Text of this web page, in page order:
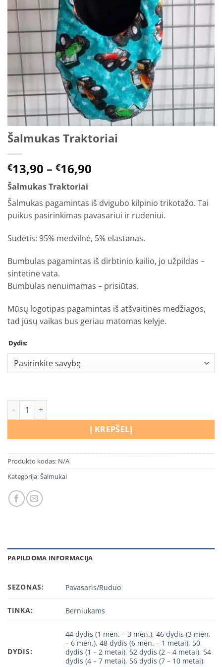
Šalmukas Traktoriai
€13,90 – €16,90
through
€16,90
Šalmukas Traktoriai
Šalmukas pagamintas iš dvigubo kilpinio trikotažo. Tai
puikus pasirinkimas pavasariui ir rudeniui.
Sudėtis: 95% medvilnė, 5% elastanas.
Bumbulas pagamintas iš dirbtinio kailio, jo užpildas –
sintetinė vata.
Bumbulas nenuimamas – prisiūtas.
Mūsų logotipas pagamintas iš atšvaitinės medžiagos,
tad jūsų vaikas bus geriau matomas kelyje.
Dydis:
produkto kiekis: Šalmukas Traktoriai
Į KREPŠELĮ
Produkto kodas: N/A
Kategorija:Šalmukai
PAPILDOMA INFORMACIJA
SEZONAS: Pavasaris/Ruduo
TINKA: Berniukams
DYDIS:
44 dydis (1 mėn. – 3 mėn.),46 dydis (3 mėn.
– 6 mėn.),48 dydis (6 mėn. – 1 metai), 50
dydis (1 – 2 metai), 52 dydis (2 – 4 metai), 54
dydis (4 – 7 metai), 56 dydis (7 – 10 metai),